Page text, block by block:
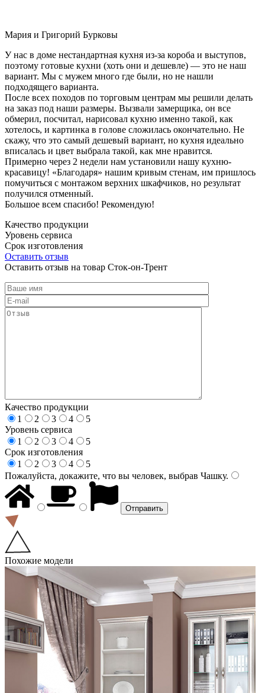
Мария и Григорий Бурковы
У нас в доме нестандартная кухня из-за короба и выступов,
поэтому готовые кухни (хоть они и дешевле) — это не наш
вариант. Мы с мужем много где были, но не нашли
подходящего варианта.
После всех походов по торговым центрам мы решили делать
на заказ под наши размеры. Вызвали замерщика, он все
обмерил, посчитал, нарисовал кухню именно такой, как
хотелось, и картинка в голове сложилась окончательно. Не
скажу, что это самый дешевый вариант, но кухня идеально
вписалась и цвет выбрала такой, как мне нравится.
Примерно через 2 недели нам установили нашу кухню-
красавицу! «Благодаря» нашим кривым стенам, им пришлось
помучиться с монтажом верхних шкафчиков, но результат
получился отменный.
Большое всем спасибо! Рекомендую!
Качество продукции
Уровень сервиса
Срок изготовления
Оставить отзыв
Оставить отзыв на товар Сток-он-Трент
Качество продукции
1
2 3 4
5
Уровень сервиса
1
2 3 4
5
Срок изготовления
1
2 3 4
5
Пожалуйста, докажите, что вы человек, выбрав Чашку.
Похожие модели